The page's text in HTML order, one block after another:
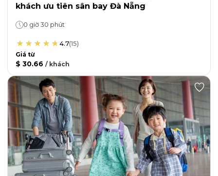
khách ưu tiên sân bay Đà Nẵng
0 giờ 30 phút
4.7(15)
Giá từ
$ 30.66 / khách